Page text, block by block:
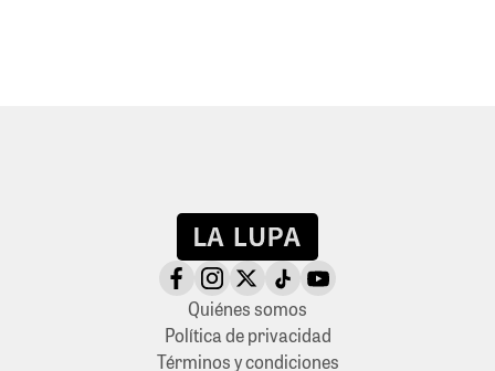
Quiénes somos
Política de privacidad
Términos y condiciones